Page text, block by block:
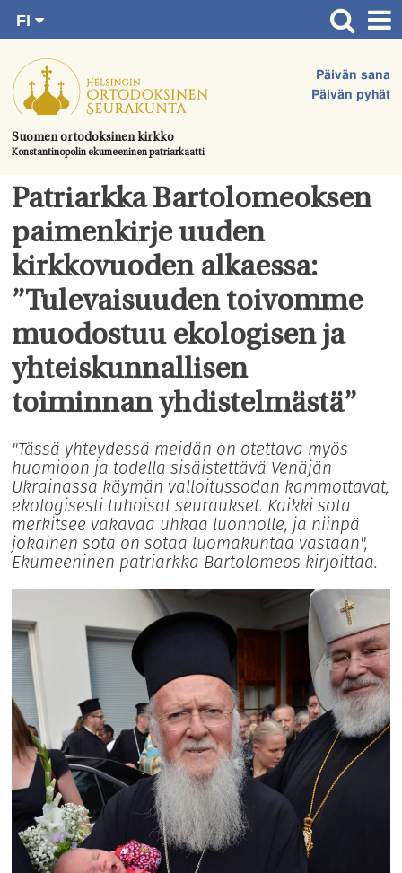
suoraan
sisältöön.
Suomen ortodoksinen kirkko
Konstantinopolin ekumeeninen patriarkaatti
Päivän sana
Päivän pyhät
FI
SV
EN
UA
Etusivu
Ajankohtaista
Juhlat & toimitukset
Kirkot
Apua & tukea
Tule mukaan
Hautausmaa
Yhteystiedot
Patriarkka Bartolomeoksen
paimenkirje uuden
kirkkovuoden alkaessa:
”Tulevaisuuden toivomme
muodostuu ekologisen ja
yhteiskunnallisen
toiminnan yhdistelmästä”
"Tässä yhteydessä meidän on otettava myös
huomioon ja todella sisäistettävä Venäjän
Ukrainassa käymän valloitussodan kammottavat,
ekologisesti tuhoisat seuraukset. Kaikki sota
merkitsee vakavaa uhkaa luonnolle, ja niinpä
jokainen sota on sotaa luomakuntaa vastaan",
Ekumeeninen patriarkka Bartolomeos kirjoittaa.